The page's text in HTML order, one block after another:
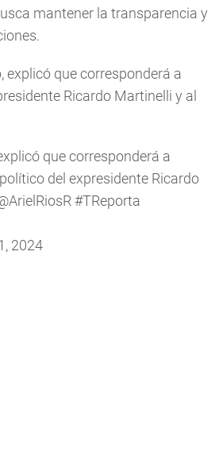
mantener la transparencia y
explicó que corresponderá a
Ricardo Martinelli y al
que corresponderá a
del expresidente Ricardo
#TReporta
2024